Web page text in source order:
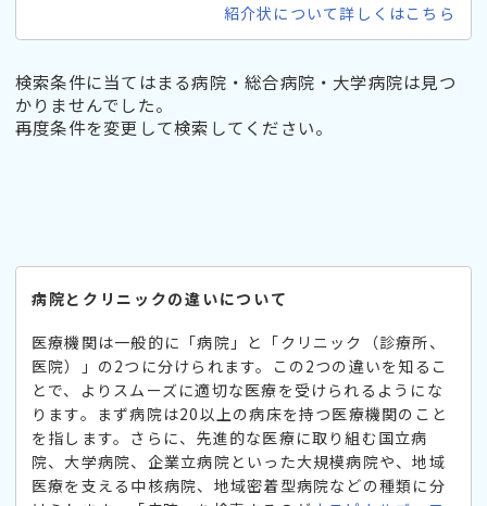
紹介状について詳しくはこちら
検索条件に当てはまる病院・総合病院・大学病院は見つ
かりませんでした。
再度条件を変更して検索してください。
病院とクリニックの違いについて
医療機関は一般的に「病院」と「クリニック（診療所、
医院）」の2つに分けられます。この2つの違いを知るこ
とで、よりスムーズに適切な医療を受けられるようにな
ります。まず病院は20以上の病床を持つ医療機関のこと
を指します。さらに、先進的な医療に取り組む国立病
院、大学病院、企業立病院といった大規模病院や、地域
医療を支える中核病院、地域密着型病院などの種類に分